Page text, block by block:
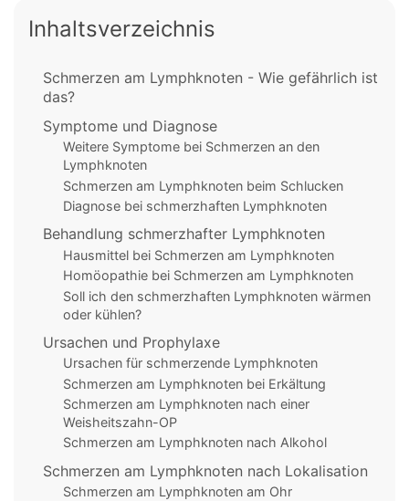
Inhaltsverzeichnis
Schmerzen am Lymphknoten - Wie gefährlich ist
das?
Symptome und Diagnose
Weitere Symptome bei Schmerzen an den
Lymphknoten
Schmerzen am Lymphknoten beim Schlucken
Diagnose bei schmerzhaften Lymphknoten
Behandlung schmerzhafter Lymphknoten
Hausmittel bei Schmerzen am Lymphknoten
Homöopathie bei Schmerzen am Lymphknoten
Soll ich den schmerzhaften Lymphknoten wärmen
oder kühlen?
Ursachen und Prophylaxe
Ursachen für schmerzende Lymphknoten
Schmerzen am Lymphknoten bei Erkältung
Schmerzen am Lymphknoten nach einer
Weisheitszahn-OP
Schmerzen am Lymphknoten nach Alkohol
Schmerzen am Lymphknoten nach Lokalisation
Schmerzen am Lymphknoten am Ohr